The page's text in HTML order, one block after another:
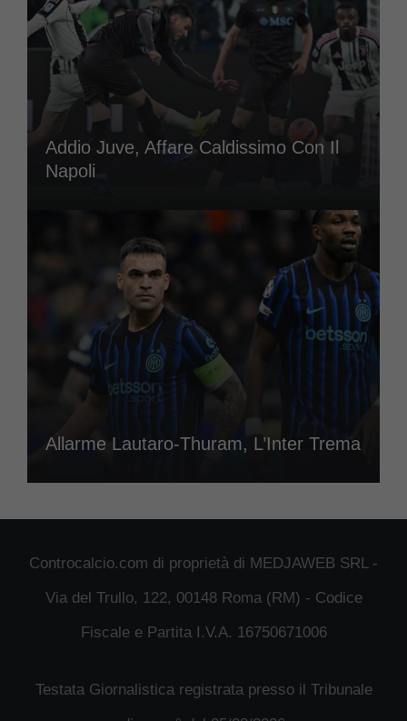
Addio Juve, Affare Caldissimo Con Il
Napoli
Allarme Lautaro-Thuram, L’Inter Trema
Controcalcio.com di proprietà di MEDJAWEB SRL -
Via del Trullo, 122, 00148 Roma (RM) - Codice
Fiscale e Partita I.V.A. 16750671006
Testata Giornalistica registrata presso il Tribunale